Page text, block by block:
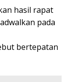
hasil rapat
pada
bertepatan